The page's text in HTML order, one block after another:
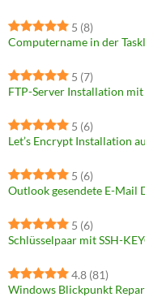
5 (8)
Computername in der
5 (7)
FTP-Server Installation
5 (6)
Let’s Encrypt Installation
5 (6)
Outlook gesendete E-Mail
5 (6)
Schlüsselpaar mit SSH-
4.8 (81)
Windows Blickpunkt